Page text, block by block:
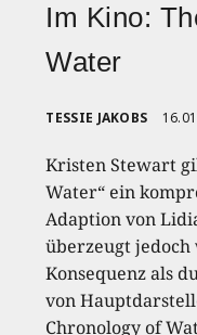
Im Kino:
Water
TESSIE JAKOBS
Kristen Stewart
Water“ ein
Adaption von
überzeugt
Konsequenz als
von
Chronology of